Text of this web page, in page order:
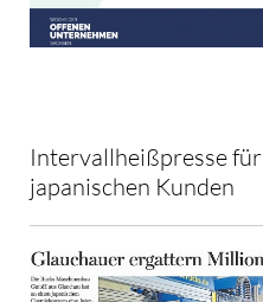
Intervallheißpresse für
japanischen Kunden